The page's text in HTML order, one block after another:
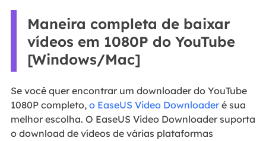
Maneira completa de baixar
vídeos em 1080P do YouTube
[Windows/Mac]
Se você quer encontrar um downloader do YouTube
1080P completo, o EaseUS Video Downloaderé sua
melhor escolha. O EaseUS Video Downloader suporta
o download de vídeos de várias plataformas